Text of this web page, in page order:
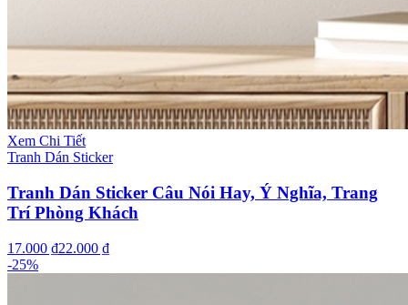
Xem Chi Tiết
Tranh Dán Sticker
Tranh Dán Sticker Câu Nói Hay, Ý Nghĩa, Trang
Trí Phòng Khách
17.000 ₫22.000 ₫
-25%